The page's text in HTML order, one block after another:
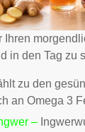
Ihren
in den Tag zu
zu den
an Omega 3
–